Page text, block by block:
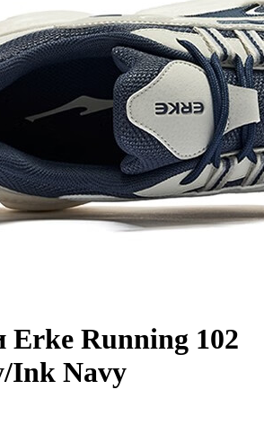
Erke Running 102
Ink Navy